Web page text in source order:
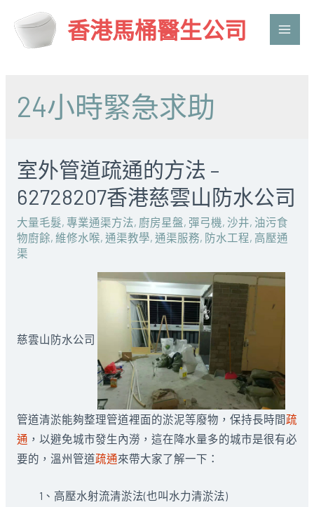
香港馬桶醫生公司
Main
24小時緊急求助
室外管道疏通的方法 –
62728207香港慈雲山防水公司
大量毛髮, 專業通渠方法, 廚房星盤, 彈弓機, 沙井, 油污食
物廚餘, 維修水喉, 通渠教學, 通渠服務, 防水工程, 高壓通
渠
慈雲山防水公司
管道清淤能夠整理管道裡面的淤泥等廢物，保持長時間疏
通 ，以避免城市發生內澇，這在降水量多的城市是很有必
要的，溫州管道疏通來帶大家了解一下：
1、高壓水射流清淤法(也叫水力清淤法)